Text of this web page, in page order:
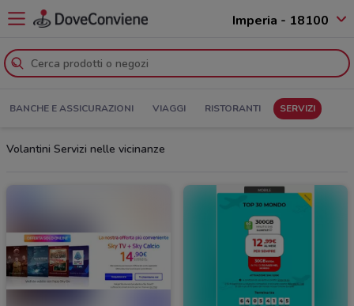
Imperia - 18100
BANCHE E ASSICURAZIONI VIAGGI RISTORANTI SERVIZI
Volantini Servizi nelle vicinanze